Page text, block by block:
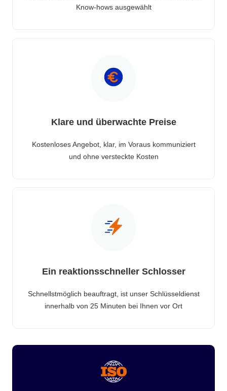
Know-hows ausgewählt
Klare und überwachte Preise
Kostenloses Angebot, klar, im Voraus kommuniziert
und ohne versteckte Kosten
Ein reaktionsschneller Schlosser
Schnellstmöglich beauftragt, ist unser Schlüsseldienst
innerhalb von 25 Minuten bei Ihnen vor Ort